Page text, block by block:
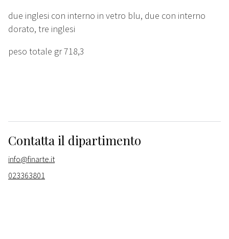
due inglesi con interno in vetro blu, due con interno
dorato, tre inglesi
peso totale gr 718,3
Contatta il dipartimento
info@finarte.it
023363801